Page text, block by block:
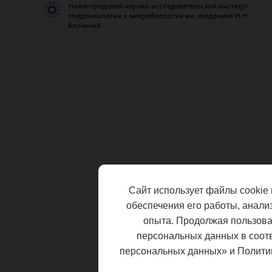
Нижегородский научно-исследовательский институт
эпидемиологии и микробиологии им. академика И.Н.
Блохиной
Сайт использует файлы cookie
обеспечения его работы,
опыта. Продолжая
персональных данных в
персональных данных» и